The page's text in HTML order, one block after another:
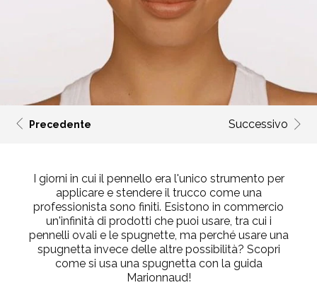
Precedente Successivo
I giorni in cui il pennello era l'unico strumento per
applicare e stendere il trucco come una
professionista sono finiti. Esistono in commercio
un'infinità di prodotti che puoi usare, tra cui i
pennelli ovali e le spugnette, ma perché usare una
spugnetta invece delle altre possibilità? Scopri
come si usa una spugnetta con la guida
Marionnaud!